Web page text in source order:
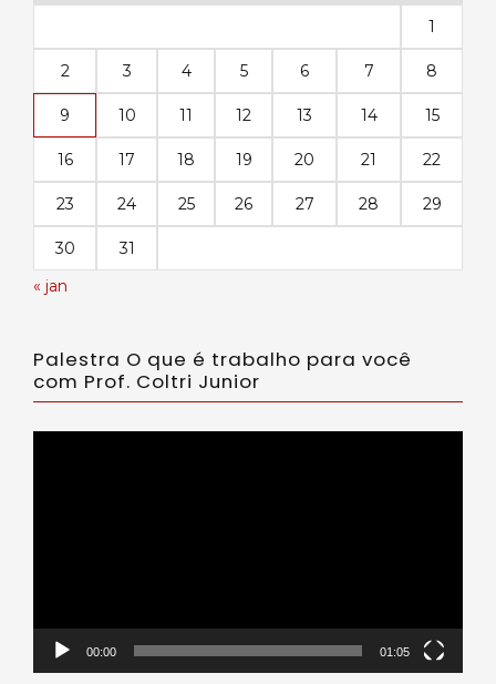
1
2 3 4 5 6 7 8
9 10 11 12 13 14 15
16 17 18 19 20 21 22
23 24 25 26 27 28 29
30
31
« jan
Palestra O que é trabalho para você
com Prof. Coltri Junior
00:00 01:05